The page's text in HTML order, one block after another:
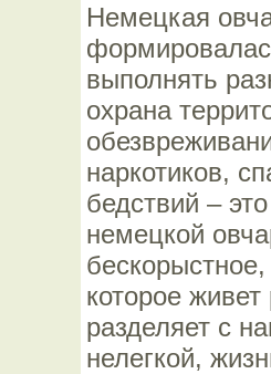
Немецкая
выполнять
охрана
наркотиков,
бедствий –
немецкой
которое
разделяет с
нелегкой,